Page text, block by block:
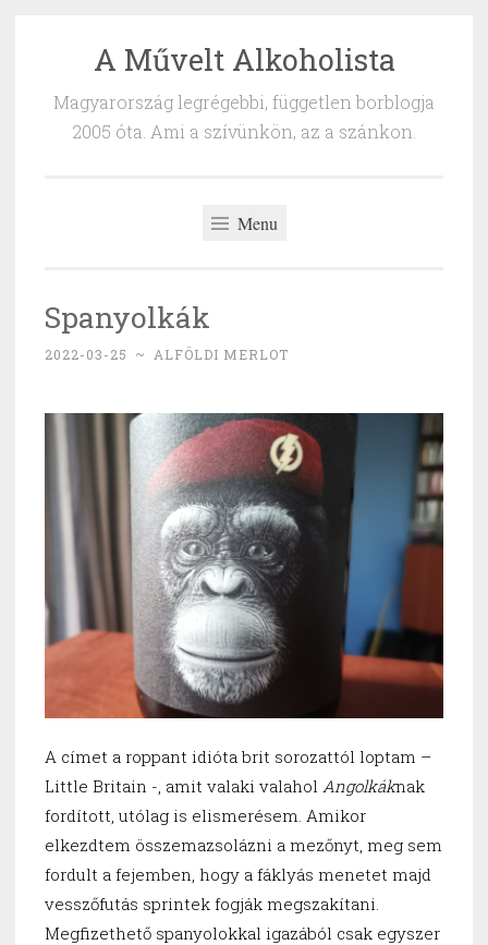
content
A Művelt Alkoholista
Magyarország legrégebbi, független borblogja
2005 óta. Ami a szívünkön, az a szánkon.
Menu
Spanyolkák
2022-03-25 ~ ALFÖLDI MERLOT
A címet a roppant idióta brit sorozattól loptam –
Little Britain -, amit valaki valahol Angolkáknak
fordított, utólag is elismerésem. Amikor
elkezdtem összemazsolázni a mezőnyt, meg sem
fordult a fejemben, hogy a fáklyás menetet majd
vesszőfutás sprintek fogják megszakítani.
Megfizethető spanyolokkal igazából csak egyszer